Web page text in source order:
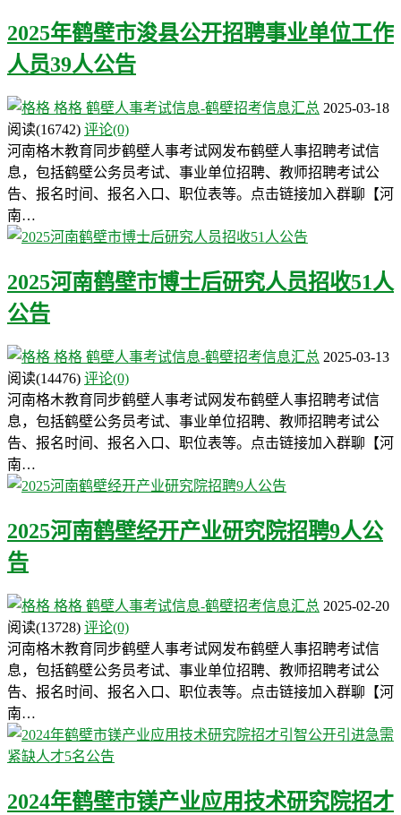
2025年鹤壁市浚县公开招聘事业单位工作
人员39人公告
格格 鹤壁人事考试信息-鹤壁招考信息汇总 2025-03-18
阅读(16742) 评论(0)
河南格木教育同步鹤壁人事考试网发布鹤壁人事招聘考试信
息，包括鹤壁公务员考试、事业单位招聘、教师招聘考试公
告、报名时间、报名入口、职位表等。点击链接加入群聊【河
南…
2025河南鹤壁市博士后研究人员招收51人
公告
格格 鹤壁人事考试信息-鹤壁招考信息汇总 2025-03-13
阅读(14476) 评论(0)
河南格木教育同步鹤壁人事考试网发布鹤壁人事招聘考试信
息，包括鹤壁公务员考试、事业单位招聘、教师招聘考试公
告、报名时间、报名入口、职位表等。点击链接加入群聊【河
南…
2025河南鹤壁经开产业研究院招聘9人公
告
格格 鹤壁人事考试信息-鹤壁招考信息汇总 2025-02-20
阅读(13728) 评论(0)
河南格木教育同步鹤壁人事考试网发布鹤壁人事招聘考试信
息，包括鹤壁公务员考试、事业单位招聘、教师招聘考试公
告、报名时间、报名入口、职位表等。点击链接加入群聊【河
南…
2024年鹤壁市镁产业应用技术研究院招才